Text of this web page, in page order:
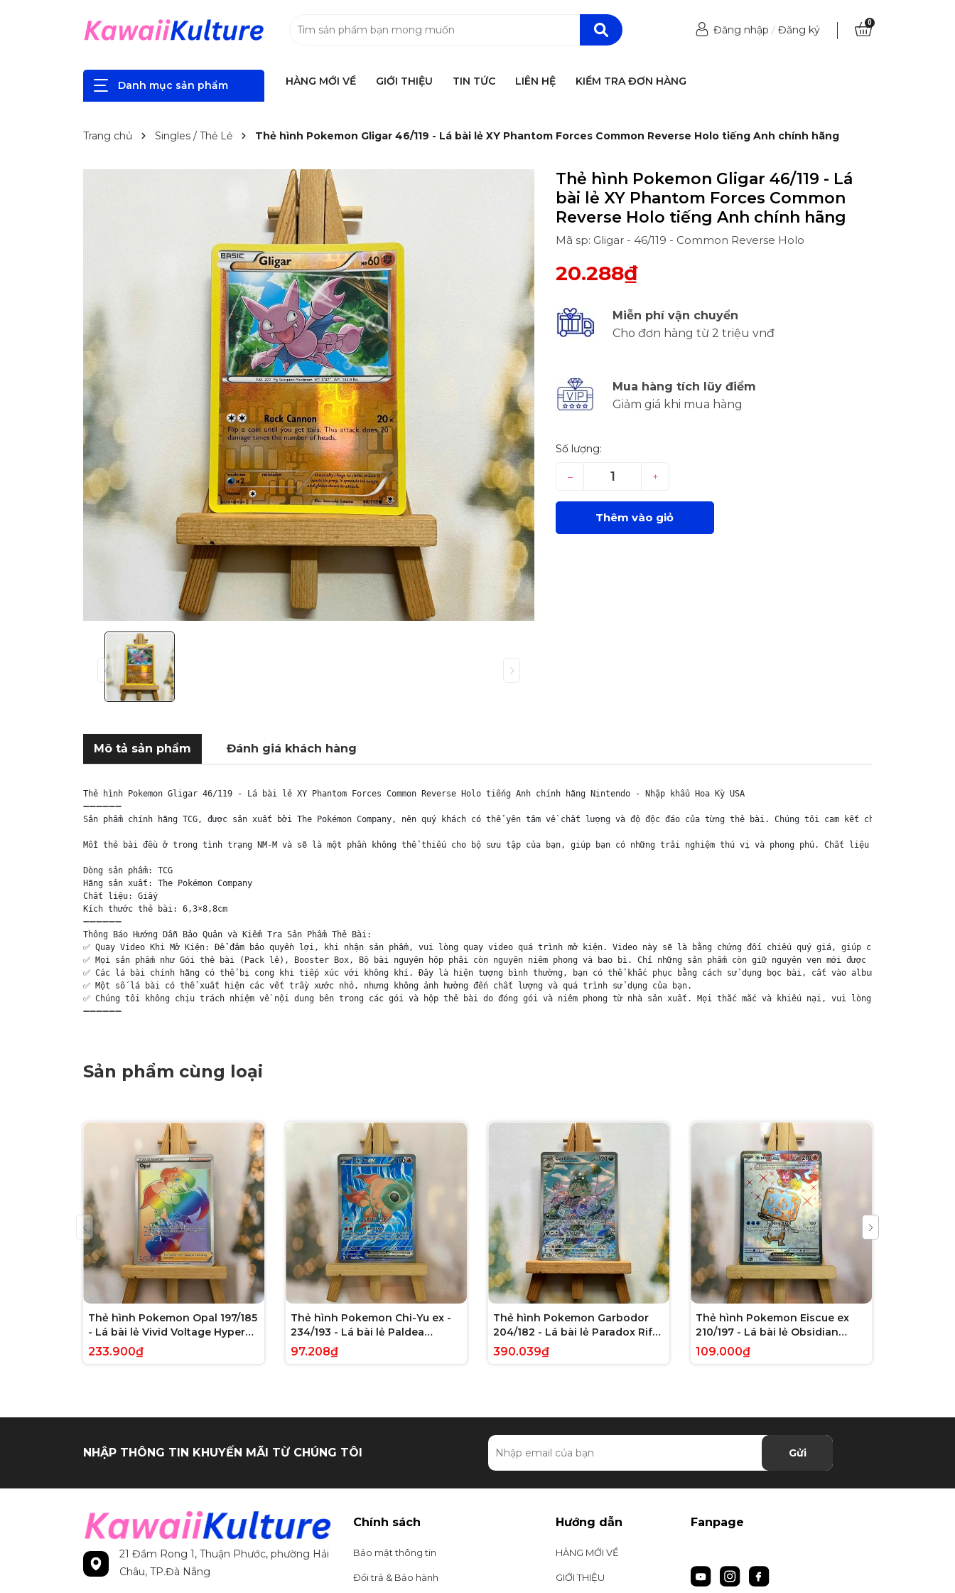
Đăng nhập / Đăng ký
0
Danh mục sản phẩm HÀNG MỚI VỀ GIỚI THIỆU TIN TỨC LIÊN HỆ KIỂM TRA ĐƠN HÀNG
Trang chủ Singles / Thẻ Lẻ Thẻ hình Pokemon Gligar 46/119 - Lá bài lẻ XY Phantom Forces Common Reverse Holo tiếng Anh chính hãng
Thẻ hình Pokemon Gligar 46/119 - Lá
bài lẻ XY Phantom Forces Common
Reverse Holo tiếng Anh chính hãng
Mã sp: Gligar - 46/119 - Common Reverse Holo
20.288₫
Miễn phí vận chuyển
Cho đơn hàng từ 2 triệu vnđ
Mua hàng tích lũy điểm
Giảm giá khi mua hàng
Số lượng:
– +
Thêm vào giỏ
Mô tả sản phẩm Đánh giá khách hàng
Thẻ hình Pokemon Gligar 46/119 - Lá bài lẻ XY Phantom Forces Common Reverse Holo tiếng Anh chính hãng Nintendo - Nhập khẩu Hoa Kỳ USA
➖➖➖➖➖➖
Sản phẩm chính hãng TCG, được sản xuất bởi The Pokémon Company, nên quý khách có thể yên tâm về chất lượng và độ độc đáo của từng thẻ bài. Chúng tôi cam kết chỉ bán hàng
Mỗi thẻ bài đều ở trong tình trạng NM-M và sẽ là một phần không thể thiếu cho bộ sưu tập của bạn, giúp bạn có những trải nghiệm thú vị và phong phú. Chất liệu chính của thẻ
Dòng sản phẩm: TCG
Hãng sản xuất: The Pokémon Company
Chất liệu: Giấy
Kích thước thẻ bài: 6,3×8,8cm
➖➖➖➖➖➖
Thông Báo Hướng Dẫn Bảo Quản và Kiểm Tra Sản Phẩm Thẻ Bài:
✅ Quay Video Khi Mở Kiện: Để đảm bảo quyền lợi, khi nhận sản phẩm, vui lòng quay video quá trình mở kiện. Video này sẽ là bằng chứng đối chiếu quý giá, giúp chúng tôi nhanh
✅ Mọi sản phẩm như Gói thẻ bài (Pack lẻ), Booster Box, Bộ bài nguyên hộp phải còn nguyên niêm phong và bao bì. Chỉ những sản phẩm còn giữ nguyên vẹn mới được chấp nhận đổi
✅ Các lá bài chính hãng có thể bị cong khi tiếp xúc với không khí. Đây là hiện tượng bình thường, bạn có thể khắc phục bằng cách sử dụng bọc bài, cất vào album, hoặc ép giữa
✅ Một số lá bài có thể xuất hiện các vết trầy xước nhỏ, nhưng không ảnh hưởng đến chất lượng và quá trình sử dụng của bạn.
✅ Chúng tôi không chịu trách nhiệm về nội dung bên trong các gói và hộp thẻ bài do đóng gói và niêm phong từ nhà sản xuất. Mọi thắc mắc và khiếu nại, vui lòng liên hệ trực
➖➖➖➖➖➖
Sản phẩm cùng loại
Thẻ hình Pokemon Opal 197/185
- Lá bài lẻ Vivid Voltage Hyper
Rare tiếng Anh chính hãng
233.900₫
Thẻ hình Pokemon Chi-Yu ex -
234/193 - Lá bài lẻ Paldea
Evolved Full Art Secret Rare
tiếng Anh chính hãng
97.208₫
Thẻ hình Pokemon Garbodor
204/182 - Lá bài lẻ Paradox Rift
Illustration Rare tiếng Anh chính
390.039₫
Thẻ hình Pokemon Eiscue ex
210/197 - Lá bài lẻ Obsidian
Flames Full Art Secret Rare
tiếng Anh chính hãng
109.000₫
NHẬP THÔNG TIN KHUYẾN MÃI TỪ CHÚNG TÔI Gửi
21 Đầm Rong 1, Thuận Phước, phường Hải
Châu, TP.Đà Nẵng
Chính sách
Bảo mật thông tin
Đổi trả & Bảo hành
Hướng dẫn
HÀNG MỚI VỀ
GIỚI THIỆU
Fanpage